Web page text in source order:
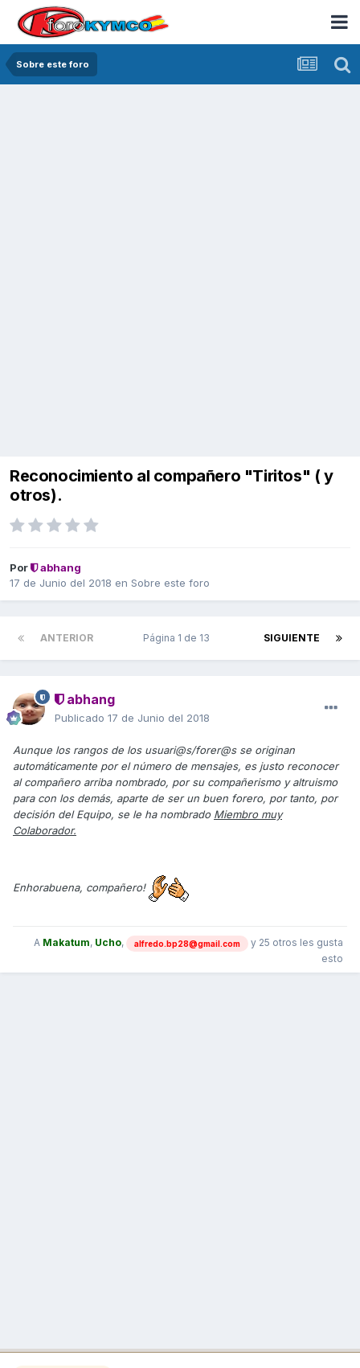
Sobre este foro
Reconocimiento al compañero "Tiritos" ( y
otros).
Por
abhang
17 de Junio del 2018 en Sobre este foro
ANTERIOR SIGUIENTE
Página 1 de 13
abhang
Publicado 17 de Junio del 2018
Aunque los rangos de los usuari@s/forer@s se originan
automáticamente por el número de mensajes, es justo reconocer
al compañero arriba nombrado, por su compañerismo y altruismo
para con los demás, aparte de ser un buen forero, por tanto, por
decisión del Equipo, se le ha nombrado Miembro muy
Colaborador.
Enhorabuena, compañero!
A Makatum, Ucho, alfredo.bp28@gmail.com y 25 otros les gusta
esto